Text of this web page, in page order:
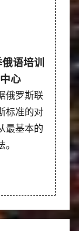
语培训
心
俄罗斯联
标准的对
最基本的